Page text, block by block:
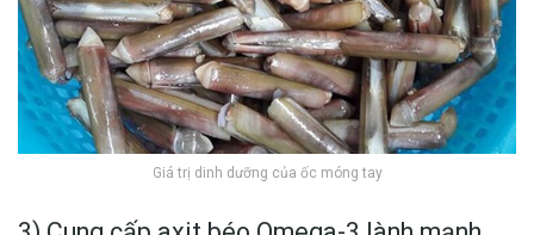
Giá trị dinh dưỡng của ốc móng tay